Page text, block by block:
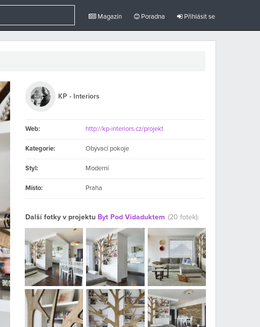
Magazín Poradna Přihlásit se
KP - Interiors
Web: http://kp-interiors.cz/projekt
Kategorie: Obývací pokoje
Styl: Moderní
Místo: Praha
Další fotky v projektu Byt Pod Vidaduktem (20 fotek):